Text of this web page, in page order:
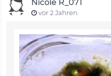
Nicole R_071
vor 2 Jahren